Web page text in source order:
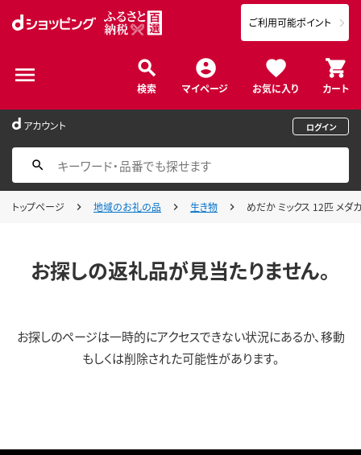
検索 マイページ お気に入り カート
ご利用可能ポイント
アカウント ログイン
トップページ 地域のお礼の品 生き物 めだか ミックス 12匹 メダ
お探しの返礼品が見当たりません。
お探しのページは一時的にアクセスできない状況にあるか、移動
もしくは削除された可能性があります。